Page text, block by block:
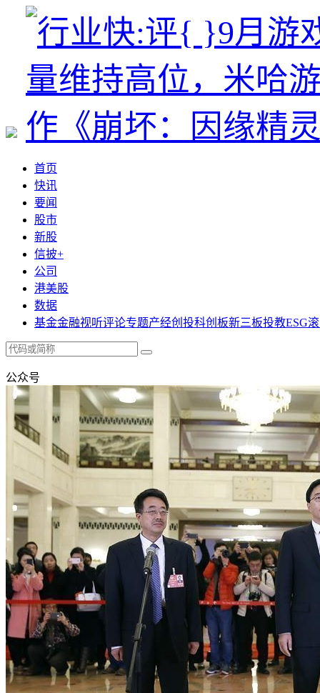
首页
快讯
要闻
股市
新股
信披+
公司
港美股
数据
基金金融视听评论专题产经创投科创板新三板投教ESG
公众号